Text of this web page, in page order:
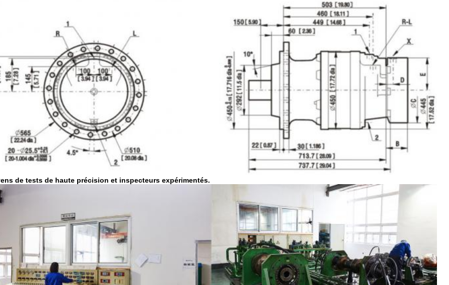
de tests de haute précision et inspecteurs expérimentés.